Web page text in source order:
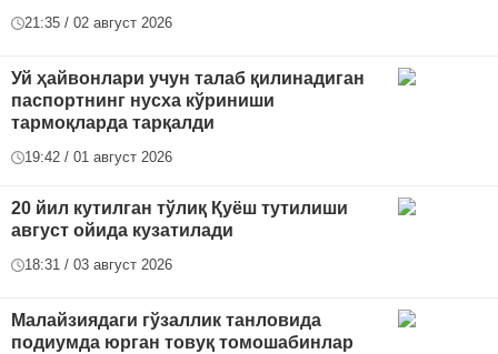
21:35 / 02 август 2026
Уй ҳайвонлари учун талаб қилинадиган
паспортнинг нусха кўриниши
тармоқларда тарқалди
19:42 / 01 август 2026
20 йил кутилган тўлиқ Қуёш тутилиши
август ойида кузатилади
18:31 / 03 август 2026
Малайзиядаги гўзаллик танловида
подиумда юрган товуқ томошабинлар